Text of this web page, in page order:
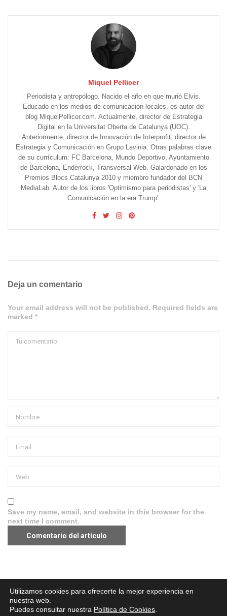
Miquel Pellicer
Periodista y antropólogo. Nacido el año en que murió Elvis.
Educado en los medios de comunicación locales, es autor del
blog MiquelPellicer.com. Actualmente, director de Estrategia
Digital en la Universitat Oberta de Catalunya (UOC).
Anteriormente, director de Innovación de Interprofit; director de
Estrategia y Comunicación en Grupo Lavinia. Otras palabras clave
de su currículum: FC Barcelona, Mundo Deportivo, Ayuntamiento
de Barcelona, Enderrock, Transversal Web. Galardonado en los
Premios Blocs Catalunya 2010 y miembro fundador del BCN
MediaLab. Autor de los libros 'Optimismo para periodistas' y 'La
Comunicación en la era Trump'.
Deja un comentario
Your email address will not be published. Required fields are
marked *
Save my name, email, and website in this browser for the
next time I comment.
Aviso legal·Política de Privacidad·Política de Cookies
Utilizamos cookies para ofrecerte la mejor experiencia en
nuestra web.
Puedes consultar nuestra Política de Cookies